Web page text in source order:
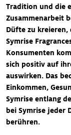
Tradition und die
Zusammenarbeit
Düfte zu
Symrise
Konsumenten
sich positiv auf
auswirken. Das
Einkommen,
Symrise entlang
bei Symrise jeder
berühren.